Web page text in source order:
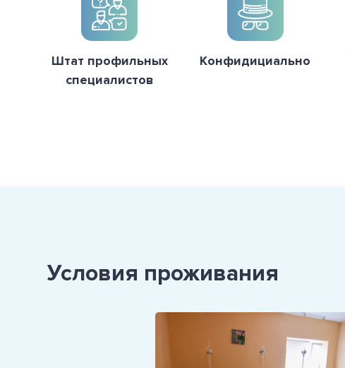
Штат профильных
специалистов
Конфидициально
Условия проживания